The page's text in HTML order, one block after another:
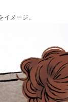
イメージ。